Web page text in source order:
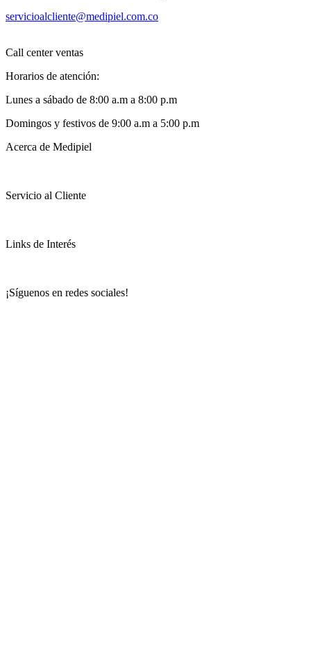
servicioalcliente@medipiel.com.co
Call center ventas
Horarios de atención:
Lunes a sábado de 8:00 a.m a 8:00 p.m
Domingos y festivos de 9:00 a.m a 5:00 p.m
Acerca de Medipiel
Servicio al Cliente
Links de Interés
¡Síguenos en redes sociales!